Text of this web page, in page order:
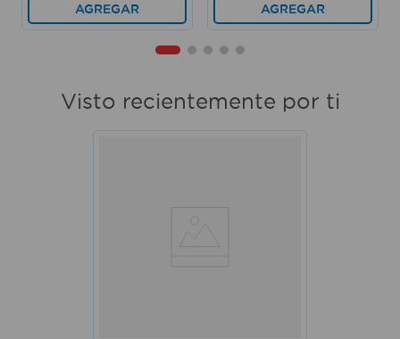
AGREGAR AGREGAR
Visto recientemente por ti